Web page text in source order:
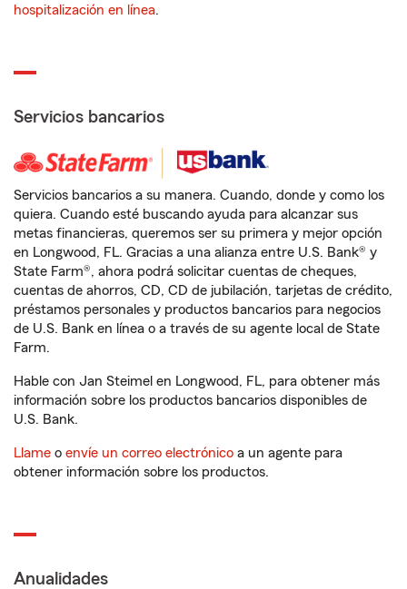
hospitalización en línea.
Servicios bancarios
Servicios bancarios a su manera. Cuando, donde y como los
quiera. Cuando esté buscando ayuda para alcanzar sus
metas financieras, queremos ser su primera y mejor opción
en Longwood, FL. Gracias a una alianza entre U.S. Bank® y
State Farm®, ahora podrá solicitar cuentas de cheques,
cuentas de ahorros, CD, CD de jubilación, tarjetas de crédito,
préstamos personales y productos bancarios para negocios
de U.S. Bank en línea o a través de su agente local de State
Farm.
Hable con Jan Steimel en Longwood, FL, para obtener más
información sobre los productos bancarios disponibles de
U.S. Bank.
Llame o envíe un correo electrónico a un agente para
obtener información sobre los productos.
Anualidades